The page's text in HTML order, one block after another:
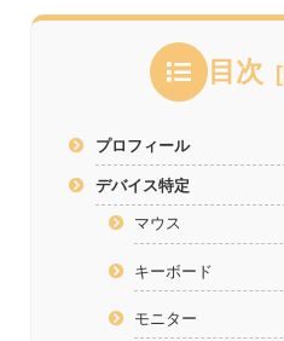
目次
プロフィール
デバイス特定
マウス
キーボード
モニター